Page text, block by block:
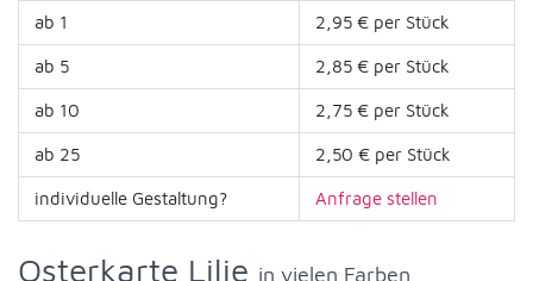
ab 1 2,95 € per Stück
ab 5 2,85 € per Stück
ab 10 2,75 € per Stück
ab 25 2,50 € per Stück
individuelle Gestaltung? Anfrage stellen
Osterkarte Lilie in vielen Farben